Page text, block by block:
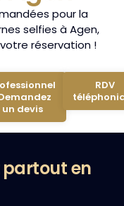
pour la
selfies à Agen,
réservation !
un devis
RDV
partout en